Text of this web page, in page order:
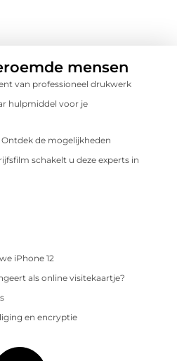
mensen
van professioneel drukwerk
hulpmiddel voor je
de mogelijkheden
schakelt u deze experts in
iPhone 12
als online visitekaartje?
en encryptie